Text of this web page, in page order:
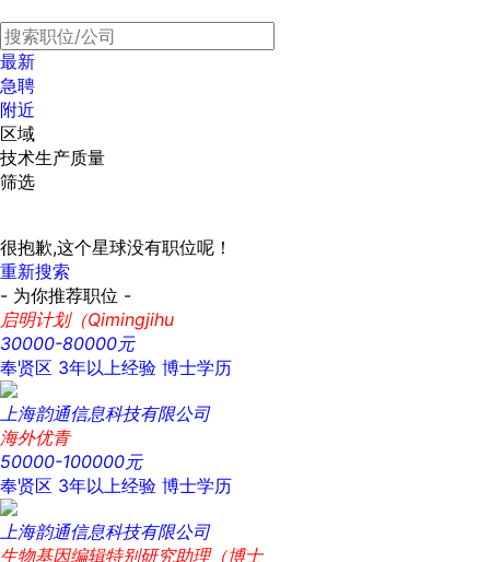
最新
急聘
附近
区域
技术生产质量
筛选
很抱歉,这个星球没有职位呢！
重新搜索
- 为你推荐职位 -
启明计划（Qimingjihu
30000-80000元
奉贤区 3年以上经验 博士学历
上海韵通信息科技有限公司
海外优青
50000-100000元
奉贤区 3年以上经验 博士学历
上海韵通信息科技有限公司
生物基因编辑特别研究助理（博士